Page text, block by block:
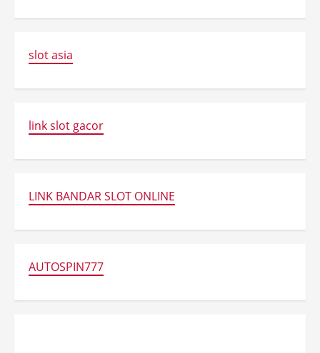
slot asia
link slot gacor
LINK BANDAR SLOT ONLINE
AUTOSPIN777